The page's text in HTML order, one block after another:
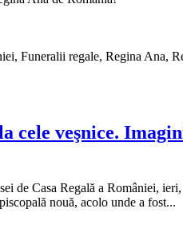
Funeralii regale, Regina Ana,
cele veşnice.
de Casa Regală a României,
nouă, acolo unde a fost...